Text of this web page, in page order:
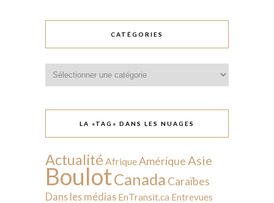
CATÉGORIES
LA «TAG» DANS LES NUAGES
Actualité AfriqueAmériqueAsie
BoulotCanada Caraïbes
Dans les médias EnTransit.ca Entrevues